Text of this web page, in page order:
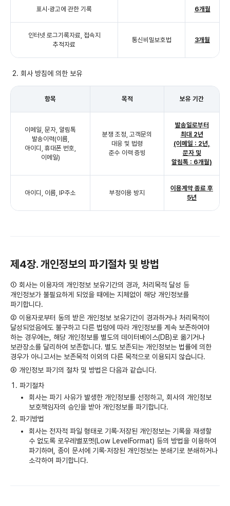
표시·광고에 관한 기록 6개월
인터넷 로그기록자료, 접속지
추적자료
통신비밀보호법 3개월
2. 회사 방침에 의한 보유
항목 목적 보유 기간
이메일, 문자, 알림톡
발송이력(이름,
아이디, 휴대폰 번호,
이메일)
분쟁 조정, 고객문의
대응 및 법령
준수 이력 증빙
발송일로부터
최대 2년
(이메일 : 2년,
문자 및
알림톡 : 6개월)
아이디, 이름, IP주소 부정이용 방지
이용계약 종료 후
5년
제4장. 개인정보의 파기절차 및 방법
① 회사는 이용자의 개인정보 보유기간의 경과, 처리목적 달성 등
개인정보가 불필요하게 되었을 때에는 지체없이 해당 개인정보를
파기합니다.
② 이용자로부터 동의 받은 개인정보 보유기간이 경과하거나 처리목적이
달성되었음에도 불구하고 다른 법령에 따라 개인정보를 계속 보존하여야
하는 경우에는, 해당 개인정보를 별도의 데이터베이스(DB)로 옮기거나
보관장소를 달리하여 보존합니다. 별도 보존되는 개인정보는 법률에 의한
경우가 아니고서는 보존목적 이외의 다른 목적으로 이용되지 않습니다.
③ 개인정보 파기의 절차 및 방법은 다음과 같습니다.
파기절차
회사는 파기 사유가 발생한 개인정보를 선정하고, 회사의 개인정보
보호책임자의 승인을 받아 개인정보를 파기합니다.
파기방법
회사는 전자적 파일 형태로 기록·저장된 개인정보는 기록을 재생할
수 없도록 로우레밸포멧(Low LevelFormat) 등의 방법을 이용하여
파기하며, 종이 문서에 기록·저장된 개인정보는 분쇄기로 분쇄하거나
소각하여 파기합니다.